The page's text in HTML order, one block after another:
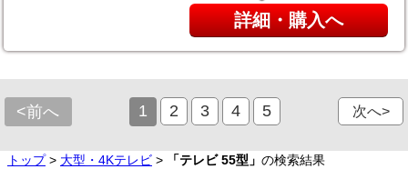
詳細・購入へ
<前へ 1 2 3 4 5 次へ>
トップ> 大型・4Kテレビ > 「テレビ 55型」 の検索結果